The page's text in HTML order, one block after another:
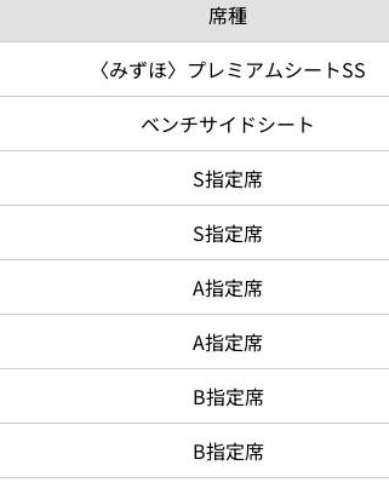
席種
〈みずほ〉プレミアムシートSS
ベンチサイドシート
S指定席
S指定席
A指定席
A指定席
B指定席
B指定席